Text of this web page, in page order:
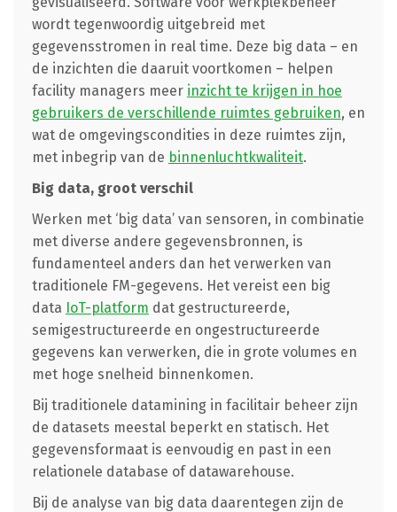
wordt tegenwoordig uitgebreid met
gegevensstromen in real time. Deze big data – en
de inzichten die daaruit voortkomen – helpen
facility managers meer inzicht te krijgen in hoe
gebruikers de verschillende ruimtes gebruiken, en
wat de omgevingscondities in deze ruimtes zijn,
met inbegrip van de binnenluchtkwaliteit.
Big data, groot verschil
Werken met ‘big data’ van sensoren, in combinatie
met diverse andere gegevensbronnen, is
fundamenteel anders dan het verwerken van
traditionele FM-gegevens. Het vereist een big
data IoT-platform dat gestructureerde,
semigestructureerde en ongestructureerde
gegevens kan verwerken, die in grote volumes en
met hoge snelheid binnenkomen.
Bij traditionele datamining in facilitair beheer zijn
de datasets meestal beperkt en statisch. Het
gegevensformaat is eenvoudig en past in een
relationele database of datawarehouse.
Bij de analyse van big data daarentegen zijn de